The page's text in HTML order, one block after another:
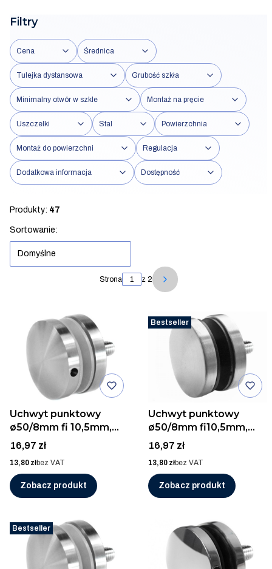
Filtry
Cena Średnica
Tulejka dystansowa Grubość szkła
Minimalny otwór w szkle Montaż na pręcie
Uszczelki Stal Powierzchnia
Montaż do powierzchni Regulacja
Dodatkowa informacja Dostępność
Produkty: 47
Lista produktów
Sortowanie:
Domyślne
Strona z 2
Następne produkty
Uchwyt punktowy
ø50/8mm fi 10,5mm,
AISI 304, SZLIF
Cena
16,97 zł
Cena
13,80 złbez VAT
Zobacz produkt
Bestseller
Uchwyt punktowy
ø50/8mm fi10,5mm,
AISI 304, SZLIF
Cena
16,97 zł
Cena
13,80 złbez VAT
Zobacz produkt
Bestseller